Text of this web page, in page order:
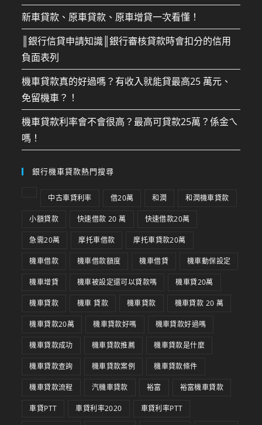
新車貸款、原車貸款、原車增貸一次看懂！
║銀行信貸申請知識║銀行審核貸款時會扣分的信用
負面表列
機車貸款真的好過嗎？有收入就能貸最高25 萬元、
免留機車？！
機車貸款利率會不會很高？最高可貸款25萬？係金ㄟ
嗎！
銀行機車貸款熱門搜尋
中古車貸利率 借20萬 和潤 和潤機車貸款
小額貸款 快速借款 20 萬 快速借款20萬
急需20萬 摩托車借款 摩托車貸款20萬
機車借款 機車借款額度 機車借貸 機車動保設定
機車增貸 機車被設定還可以貸款嗎 機車貸20萬
機車貸款 機車 貸款 機車貸款 機車貸款 20 萬
機車貸款20萬 機車貸款好嗎 機車貸款好過嗎
機車貸款成功 機車貸款推薦 機車貸款是什麼
機車貸款查詢 機車貸款案例 機車貸款條件
機車貸款流程 汽機車貸款 裕富 裕富機車貸款
車貸PTT 車貸利率2020 車貸利率PTT